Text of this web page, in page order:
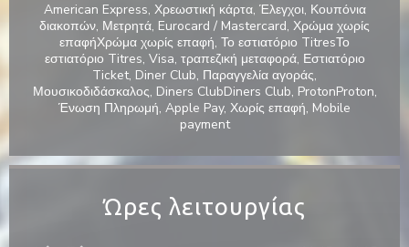
American Express, Χρεωστική κάρτα, Έλεγχοι, Κουπόνια
διακοπών, Μετρητά, Eurocard / Mastercard, Χρώμα χωρίς
επαφήΧρώμα χωρίς επαφή, Το εστιατόριο TitresΤο
εστιατόριο Titres, Visa, τραπεζική μεταφορά, Εστιατόριο
Ticket, Diner Club, Παραγγελία αγοράς,
Μουσικοδιδάσκαλος, Diners ClubDiners Club, ProtonProton,
Ένωση Πληρωμή, Apple Pay, Χωρίς επαφή, Mobile
payment
Ώρες λειτουργίας